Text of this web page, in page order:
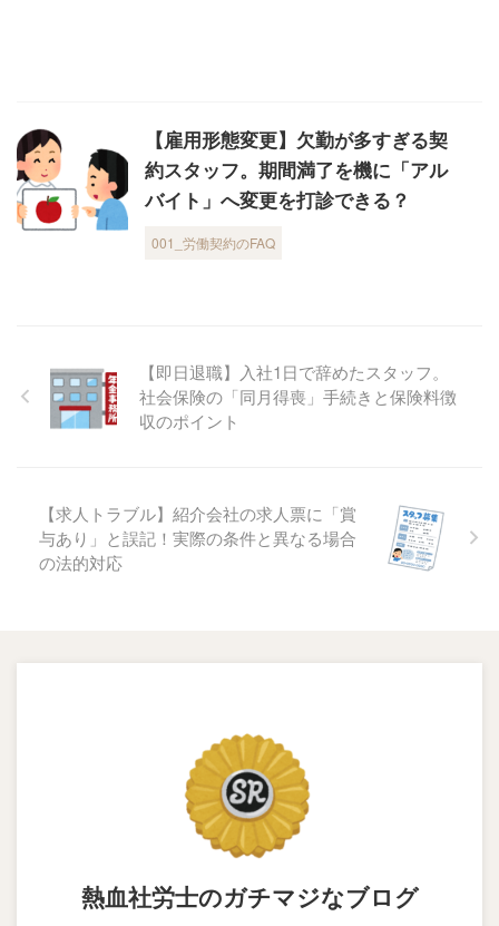
【雇用形態変更】欠勤が多すぎる契
約スタッフ。期間満了を機に「アル
バイト」へ変更を打診できる？
001_労働契約のFAQ
【即日退職】入社1日で辞めたスタッフ。
社会保険の「同月得喪」手続きと保険料徴
収のポイント
【求人トラブル】紹介会社の求人票に「賞
与あり」と誤記！実際の条件と異なる場合
の法的対応
熱血社労士のガチマジなブログ